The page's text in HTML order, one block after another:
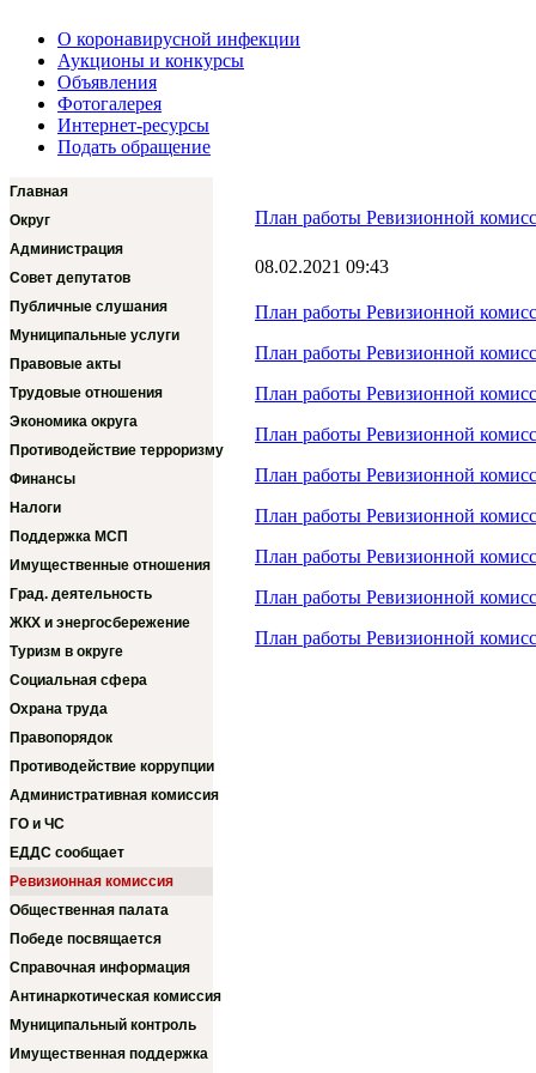
О коронавирусной инфекции
Аукционы и конкурсы
Объявления
Фотогалерея
Интернет-ресурсы
Подать обращение
Главная
Округ
Администрация
Совет депутатов
Публичные слушания
Муниципальные услуги
Правовые акты
Трудовые отношения
Экономика округа
Противодействие терроризму
Финансы
Налоги
Поддержка МСП
Имущественные отношения
Град. деятельность
ЖКХ и энергосбережение
Туризм в округе
Социальная сфера
Охрана труда
Правопорядок
Противодействие коррупции
Административная комиссия
ГО и ЧС
ЕДДС сообщает
Ревизионная комиссия
Общественная палата
Победе посвящается
Справочная информация
Антинаркотическая комиссия
Муниципальный контроль
Имущественная поддержка
План работы Ревизионной
08.02.2021 09:43
План работы Ревизионной
План работы Ревизионной
План работы Ревизионной
План работы Ревизионной
План работы Ревизионной
План работы Ревизионной
План работы Ревизионной
План работы Ревизионной
План работы Ревизионной